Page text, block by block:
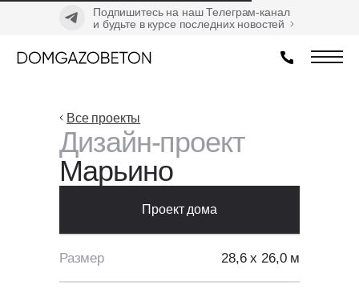
Подпишитесь на наш Телеграм-канал
и будьте в курсе последних новостей
Все проекты
Дизайн-проект
Марьино
Проект дома
Размер 28,6 х 26,0 м